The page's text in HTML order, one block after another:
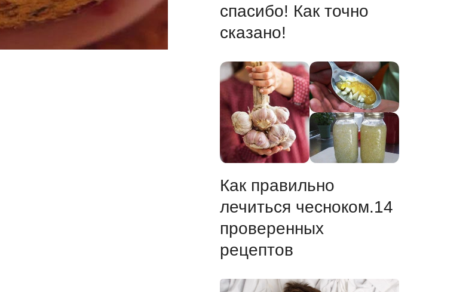
спасибо! Как точно
сказано!
Как правильно
лечиться чесноком.14
проверенных
рецептов